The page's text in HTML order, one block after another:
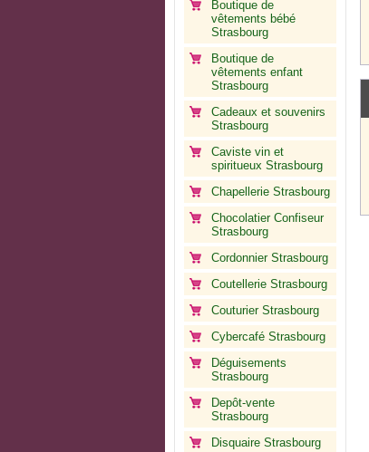
Boutique de
vêtements bébé
Strasbourg
Boutique de
vêtements enfant
Strasbourg
Cadeaux et souvenirs
Strasbourg
Caviste vin et
spiritueux Strasbourg
Chapellerie Strasbourg
Chocolatier Confiseur
Strasbourg
Cordonnier Strasbourg
Coutellerie Strasbourg
Couturier Strasbourg
Cybercafé Strasbourg
Déguisements
Strasbourg
Depôt-vente
Strasbourg
Disquaire Strasbourg